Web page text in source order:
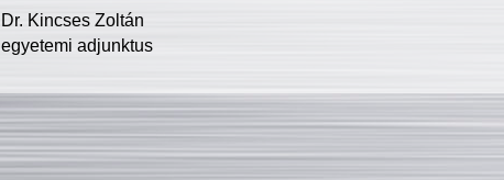
Dr. Kincses Zoltán
egyetemi adjunktus